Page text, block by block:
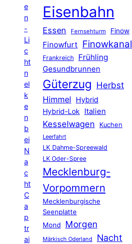
e
n
-
Li
c
ht
n
el
k
e
n
b
ei
N
a
c
ht
C
a
p
tr
ai
Eisenbahn
Essen Fernsehturm Finow
Finowfurt Finowkanal
Frankreich Frühling
Gesundbrunnen
Güterzug Herbst
Himmel
Hybrid
Hybrid-Lok Italien
Kesselwagen Kuchen
Leerfahrt
LK Dahme-Spreewald
LK Oder-Spree
Mecklenburg-
Vorpommern
Mecklenburgische
Seenplatte
Mond
Morgen
Märkisch Oderland Nacht